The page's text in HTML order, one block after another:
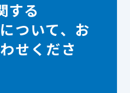
る
ついて、お
せくださ